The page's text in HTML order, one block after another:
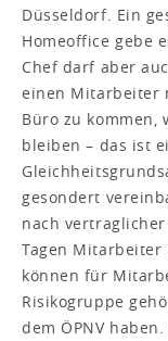
Düsseldorf. Ein
Homeoffice gebe
Chef darf aber
einen Mitarbeiter
Büro zu kommen,
bleiben – das ist
gesondert
nach
Tagen Mitarbeiter
können für
Risikogruppe
dem ÖPNV